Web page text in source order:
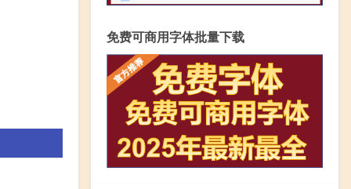
免费可商用字体批量下载